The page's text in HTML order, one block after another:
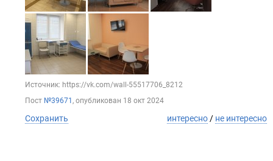
Источник: https://vk.com/wall-55517706_8212
Пост №39671 , опубликован 18 окт 2024
Сохранить интересно / не интересно